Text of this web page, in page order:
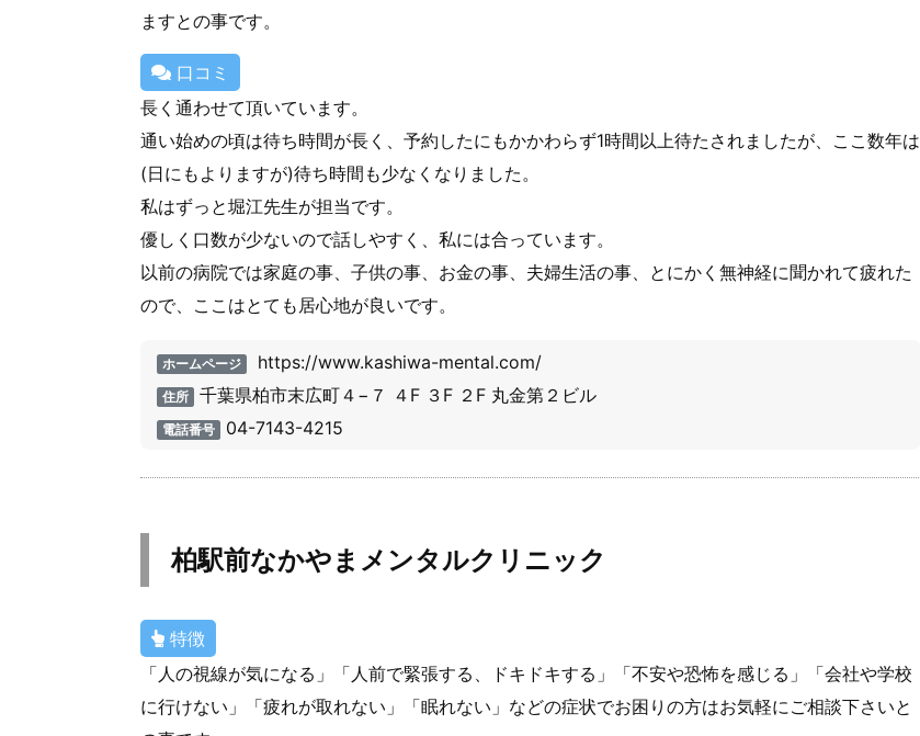
ますとの事です。
口コミ
長く通わせて頂いています。
通い始めの頃は待ち時間が長く、予約したにもかかわらず1時間以上待たされましたが、ここ数年は
(日にもよりますが)待ち時間も少なくなりました。
私はずっと堀江先生が担当です。
優しく口数が少ないので話しやすく、私には合っています。
以前の病院では家庭の事、子供の事、お金の事、夫婦生活の事、とにかく無神経に聞かれて疲れた
ので、ここはとても居心地が良いです。
ホームページ https://www.kashiwa-mental.com/
住所 千葉県柏市末広町４−７ ４F ３F ２F 丸金第２ビル
電話番号 04-7143-4215
柏駅前なかやまメンタルクリニック
特徴
「人の視線が気になる」「人前で緊張する、ドキドキする」「不安や恐怖を感じる」「会社や学校
に行けない」「疲れが取れない」「眠れない」などの症状でお困りの方はお気軽にご相談下さいと